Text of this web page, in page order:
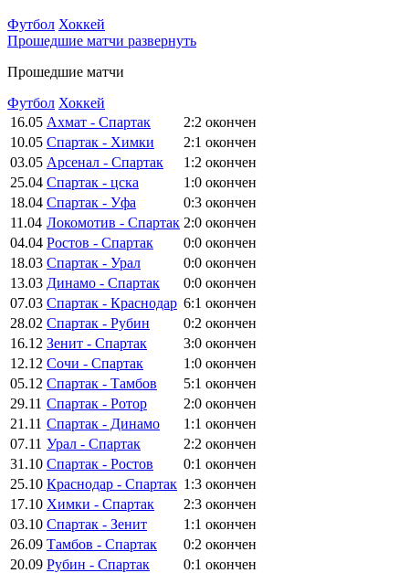
Футбол Хоккей
Прошедшие матчи развернуть
Прошедшие матчи
Футбол Хоккей
16.05 Ахмат - Спартак 2:2 окончен
10.05 Спартак - Химки 2:1 окончен
03.05 Арсенал - Спартак 1:2 окончен
25.04 Спартак - цска 1:0 окончен
18.04 Спартак - Уфа 0:3 окончен
11.04 Локомотив - Спартак 2:0 окончен
04.04 Ростов - Спартак 0:0 окончен
18.03 Спартак - Урал 0:0 окончен
13.03 Динамо - Спартак 0:0 окончен
07.03 Спартак - Краснодар 6:1 окончен
28.02 Спартак - Рубин 0:2 окончен
16.12 Зенит - Спартак 3:0 окончен
12.12 Сочи - Спартак 1:0 окончен
05.12 Спартак - Тамбов 5:1 окончен
29.11 Спартак - Ротор 2:0 окончен
21.11 Спартак - Динамо 1:1 окончен
07.11 Урал - Спартак 2:2 окончен
31.10 Спартак - Ростов 0:1 окончен
25.10 Краснодар - Спартак 1:3 окончен
17.10 Химки - Спартак 2:3 окончен
03.10 Спартак - Зенит 1:1 окончен
26.09 Тамбов - Спартак 0:2 окончен
20.09 Рубин - Спартак 0:1 окончен